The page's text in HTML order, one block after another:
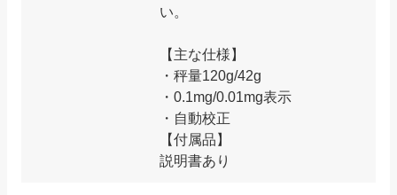
い。
【主な仕様】
・秤量120g/42g
・0.1mg/0.01mg表示
・自動校正
【付属品】